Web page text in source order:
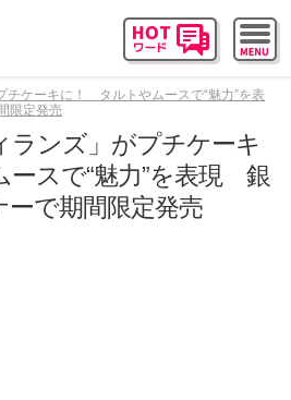
チケーキに！ タルトやムースで“魅力”を表
限定発売
ランズ」がプチケーキ
スで“魅力”を表現 銀
で期間限定発売